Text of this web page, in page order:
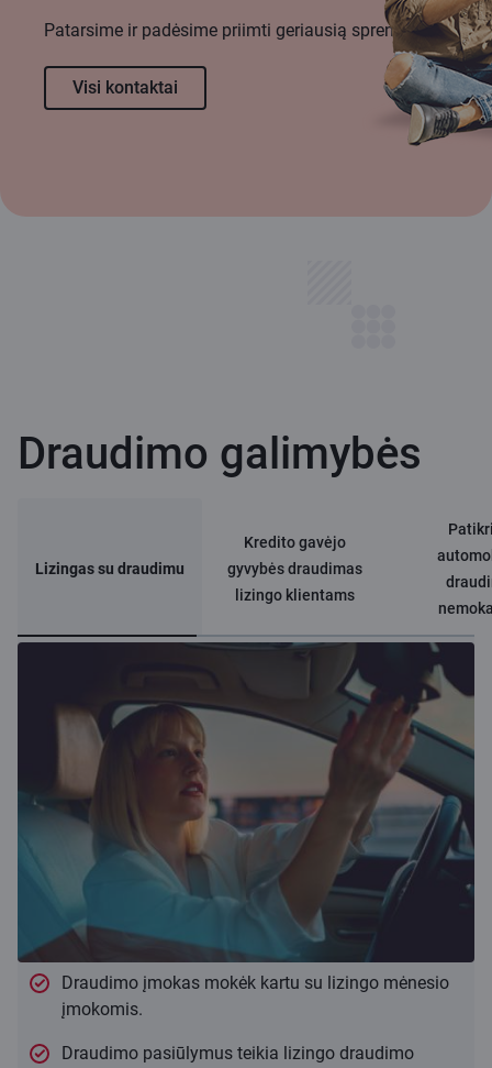
Patarsime ir padėsime priimti geriausią sprendimą.
Visi kontaktai
Draudimo galimybės
Lizingas su draudimu
Kredito gavėjo
gyvybės draudimas
lizingo klientams
Draudimo įmokas mokėk kartu su lizingo mėnesio
įmokomis.
Draudimo pasiūlymus teikia lizingo draudimo